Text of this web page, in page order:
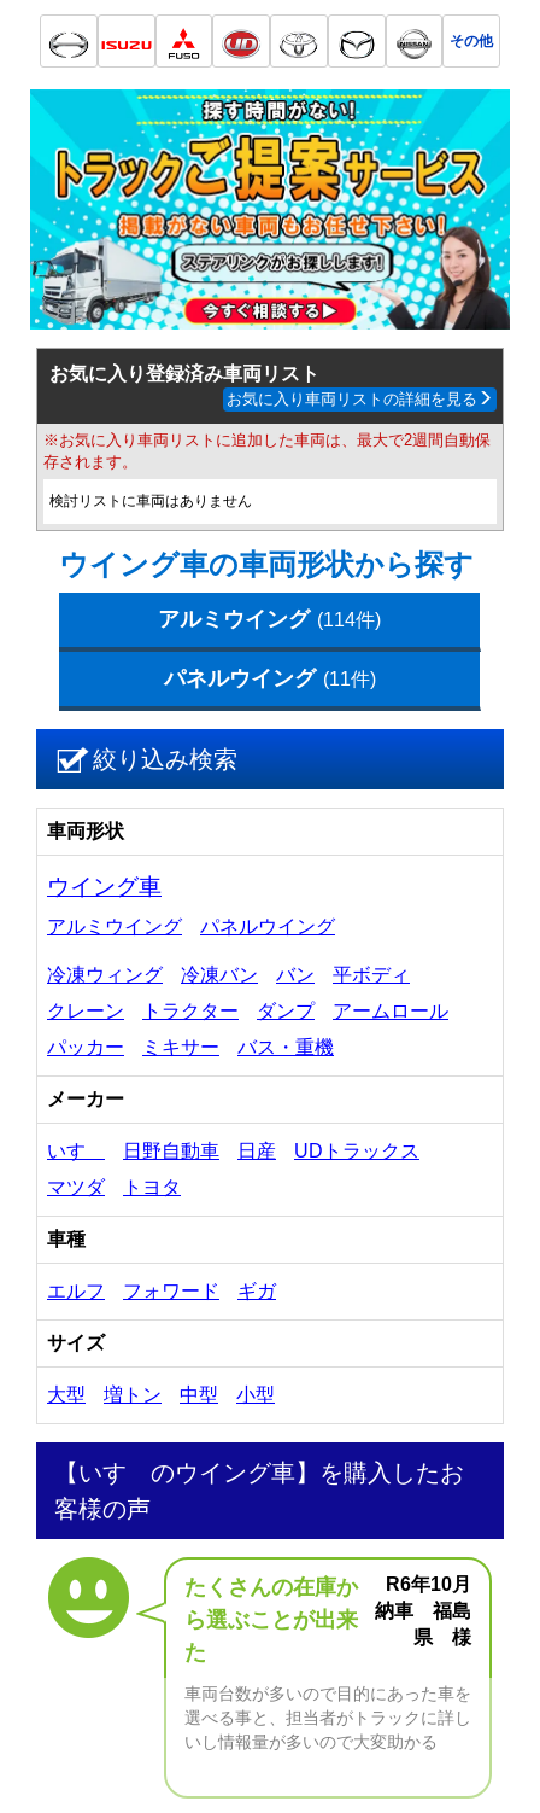
その他
お気に入り登録済み車両リスト
お気に入り車両リストの詳細を見る
※お気に入り車両リストに追加した車両は、最大で2週間自動保
存されます。
検討リストに車両はありません
ウイング車の車両形状から探す
アルミウイング (114件)
パネルウイング (11件)
絞り込み検索
車両形状
ウイング車
アルミウイング パネルウイング
冷凍ウィング 冷凍バン バン
平ボディ
クレーン
トラクター ダンプ
アームロール
パッカー
ミキサー バス・重機
メーカー
いすゞ 日野自動車 日産
UDトラックス
マツダ
トヨタ
車種
エルフ フォワード ギガ
サイズ
大型 増トン 中型 小型
【いすゞのウイング車】を購入したお
客様の声
たくさんの在庫か
ら選ぶことが出来
た
R6年10月
納車 福島
県 様
車両台数が多いので目的にあった車を
選べる事と、担当者がトラックに詳し
いし情報量が多いので大変助かる